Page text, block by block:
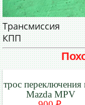
Трансмиссия
КПП
трос переключения
Mazda MPV